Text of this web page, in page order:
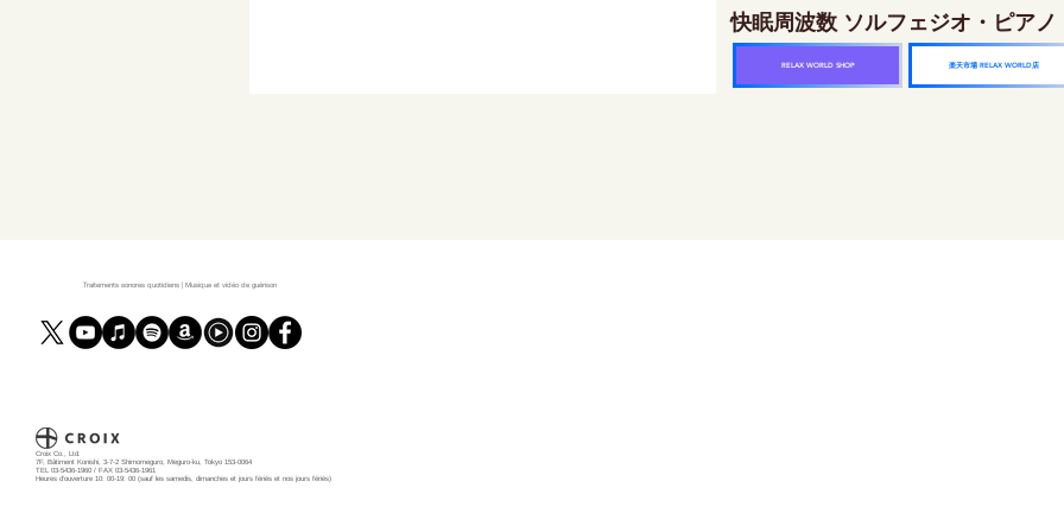
快眠周波数 ソルフェジオ・ピア
RELAX WORLD SHOP 楽天市場 RELAX WORLD店
Traitements sonores quotidiens | Musique et vidéo de guérison
Croix Co., Ltd.
7F, Bâtiment Konishi, 3-7-2 Shimomeguro, Meguro-ku, Tokyo 153-0064
TEL 03-5436-1960 / FAX 03-5436-1961
Heures d'ouverture 10: 00-19: 00 (sauf les samedis, dimanches et jours fériés et nos jours fériés)